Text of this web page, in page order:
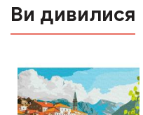
Ви дивилися